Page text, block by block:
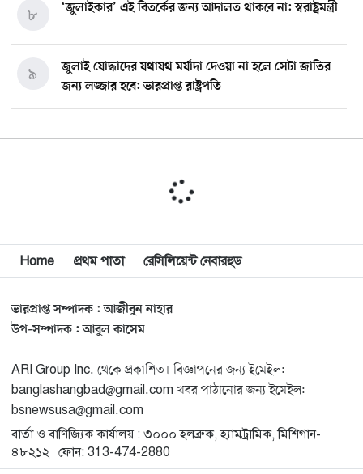
‘জুলাইকার’ এই বিতর্কের জন্য আদালত থাকবে না: স্বরাষ্ট্রমন্ত্রী
৮
জুলাই যোদ্ধাদের যথাযথ মর্যাদা দেওয়া না হলে সেটা জাতির
জন্য লজ্জার হবে: ভারপ্রাপ্ত রাষ্ট্রপতি
৯
১০
মিশিগানে দক্ষিণ সুরমা ওয়েলফেয়ার অ্যাসোসিয়েশনের
বিশ্বজুড়ে কূটনৈতিক পুনর্বিন্যাস, ৫ অঞ্চলে মিশন বন্ধ করছে
যুক্তরাষ্ট্র
১২
মিশিগানে ফ্রেন্ডস এন্ড ফ্যামিলির বনভোজনে প্রাণের উচ্ছ্বাস
১৩
মিশিগানে ডেমোক্র্যাটদের প্রাইমারিতে আল-সাইয়েদকে হারাতে
কেন এত মরিয়া ইসারায়েলি লবি এআইপ্যাক
১৪
মুনা দাওয়াহ কনফারেন্স ২০২৬ সম্পর্কে প্রেস ব্রিফিং
১৫
Home প্রথম পাতা রেসিলিয়েন্ট নেবারহুড
ভারপ্রাপ্ত সম্পাদক : আজীবুন নাহার
উপ-সম্পাদক : আবুল কাসেম
ARI Group Inc. থেকে প্রকাশিত। বিজ্ঞাপনের জন্য ইমেইল:
banglashangbad@gmail.com খবর পাঠানোর জন্য ইমেইল:
bsnewsusa@gmail.com
বার্তা ও বাণিজ্যিক কার্যালয় : ৩০০০ হলব্রুক, হ্যামট্রামিক, মিশিগান-
৪৮২১২। ফোন: 313-474-2880